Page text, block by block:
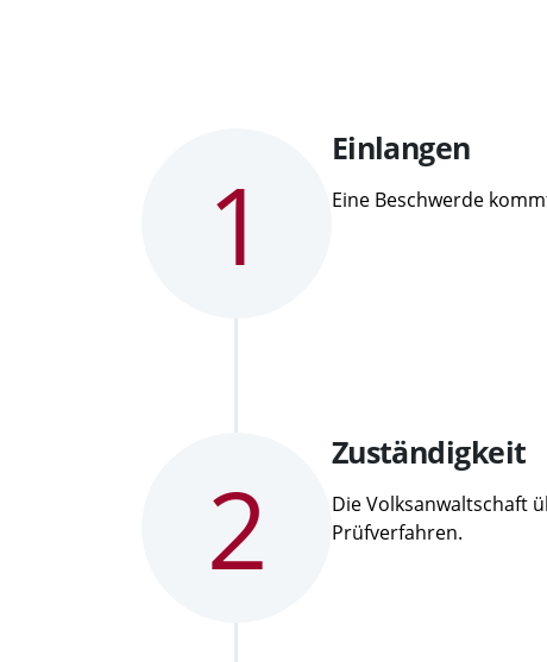
1
Schritt
1:
Einlangen
Eine Beschwerde
2
Schritt
2:
Zuständigkeit
Die Volksanwaltschaft
Prüfverfahren.